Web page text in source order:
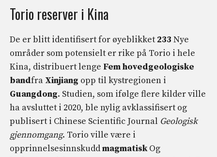
Torio reserver i Kina
De er blitt identifisert for øyeblikket 233 Nye
områder som potensielt er rike på Torio i hele
Kina, distribuert lenge Fem hovedgeologiske
bandfra Xinjiang opp til kystregionen i
Guangdong. Studien, som ifølge flere kilder ville
ha avsluttet i 2020, ble nylig avklassifisert og
publisert i Chinese Scientific Journal Geologisk
gjennomgang. Torio ville være i
opprinnelsesinnskuddmagmatiskOg